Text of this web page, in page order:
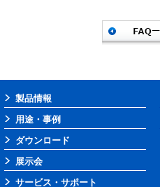
製品情報
用途・事例
ダウンロード
展示会
サービス・サポート